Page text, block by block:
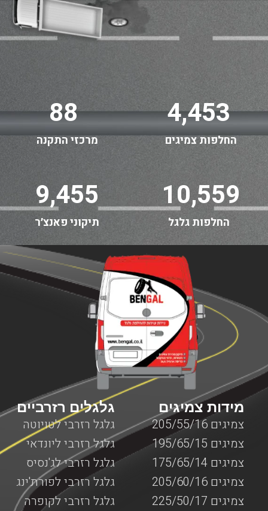
88
מרכזי התקנה
4,453
החלפות צמיגים
9,455
תיקוני פאנצ׳ר
10,559
החלפות גלגל
גלגלים רזרביים
גלגל רזרבי לטויוטה
גלגל רזרבי ליונדאי
גלגל רזרבי לג'נסיס
גלגל רזרבי לפורת'ינג
גלגל רזרבי לקופרה
מידות צמיגים
צמיגים 205/55/16
צמיגים 195/65/15
צמיגים 175/65/14
צמיגים 205/60/16
צמיגים 225/50/17